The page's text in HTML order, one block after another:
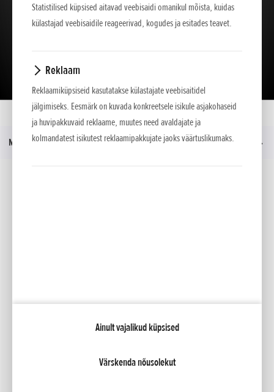
Statistilised küpsised aitavad veebisaidi omanikul mõista, kuidas
külastajad veebisaidile reageerivad, kogudes ja esitades teavet.
Reklaam
Reklaamiküpsiseid kasutatakse külastajate veebisaitidel
jälgimiseks. Eesmärk on kuvada konkreetsele isikule asjakohaseid
ja huvipakkuvaid reklaame, muutes need avaldajate ja
kolmandatest isikutest reklaamipakkujate jaoks väärtuslikumaks.
Ainult vajalikud küpsised
Värskenda nõusolekut
Mudelid HHH 36 AXB
Menüü